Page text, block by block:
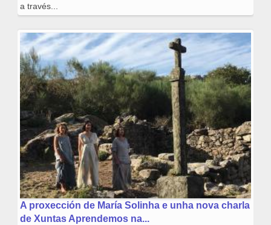
a través...
A proxección de María Solinha e unha nova charla
de Xuntas Aprendemos na...